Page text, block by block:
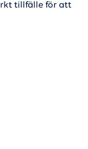
tillfälle för att